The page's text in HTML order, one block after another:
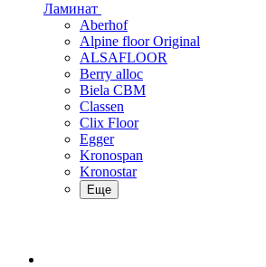
Ламинат
Aberhof
Alpine floor Original
ALSAFLOOR
Berry alloc
Biela CBM
Classen
Clix Floor
Egger
Kronospan
Kronostar
Еще